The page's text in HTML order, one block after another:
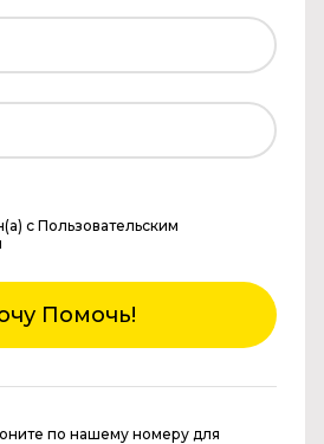
с Пользовательским
Помочь!
по нашему номеру для